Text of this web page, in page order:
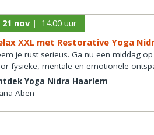
21 nov | 14.00 uur
XXL met Restorative Yoga
je rust serieus. Ga nu een middag
fysieke, mentale en emotionele
Yoga Nidra Haarlem
Aben